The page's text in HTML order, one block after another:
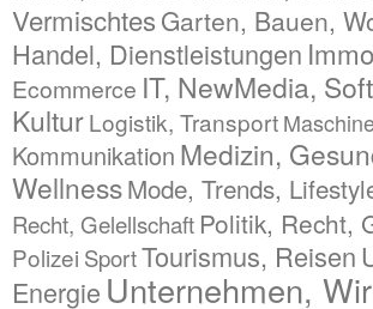
Vermischtes Garten, Bauen,
Handel, Dienstleistungen
Ecommerce IT, NewMedia,
KulturLogistik, Transport
Kommunikation Medizin,
WellnessMode, Trends,
Recht, Gelellschaft Politik, Recht,
Polizei SportTourismus, Reisen
Energie Unternehmen,